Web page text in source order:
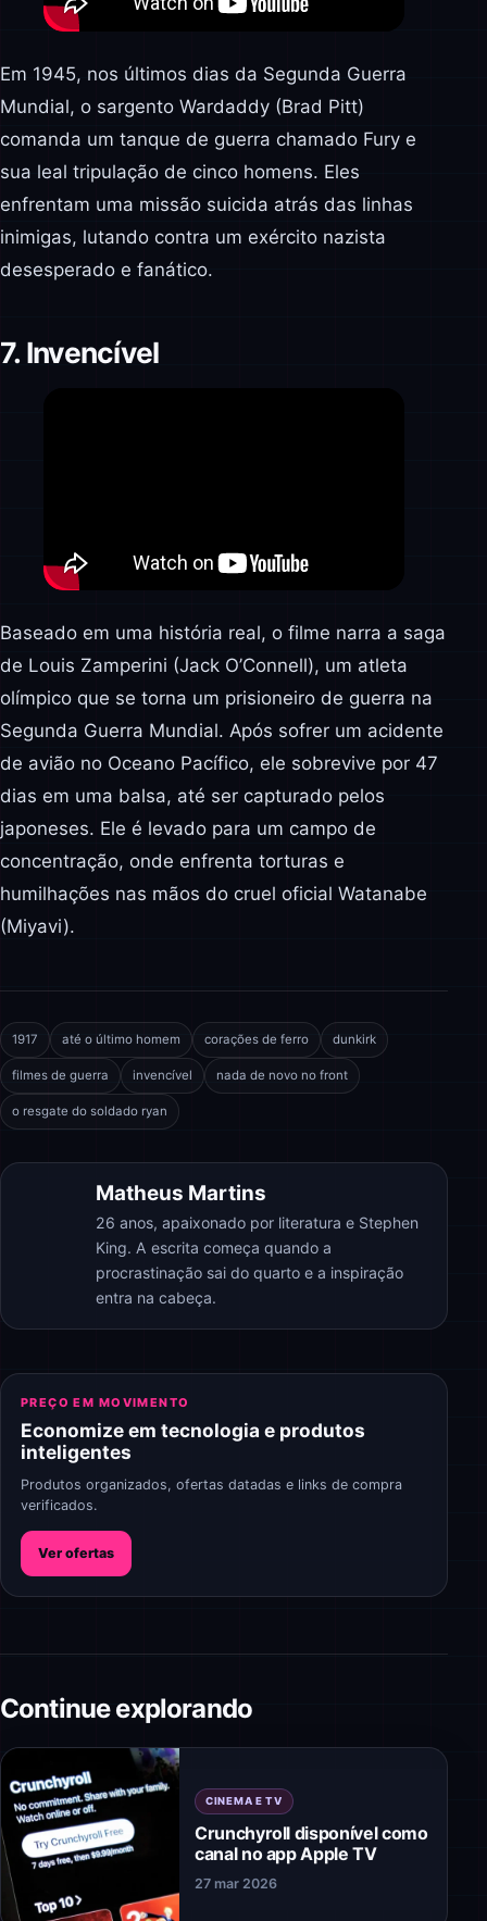
Em 1945, nos últimos dias da Segunda Guerra
Mundial, o sargento Wardaddy (Brad Pitt)
comanda um tanque de guerra chamado Fury e
sua leal tripulação de cinco homens. Eles
enfrentam uma missão suicida atrás das linhas
inimigas, lutando contra um exército nazista
desesperado e fanático.
7. Invencível
Baseado em uma história real, o filme narra a saga
de Louis Zamperini (Jack O’Connell), um atleta
olímpico que se torna um prisioneiro de guerra na
Segunda Guerra Mundial. Após sofrer um acidente
de avião no Oceano Pacífico, ele sobrevive por 47
dias em uma balsa, até ser capturado pelos
japoneses. Ele é levado para um campo de
concentração, onde enfrenta torturas e
humilhações nas mãos do cruel oficial Watanabe
(Miyavi).
1917 até o último homem corações de ferro dunkirk
filmes de guerra invencível nada de novo no front
o resgate do soldado ryan
Matheus Martins
26 anos, apaixonado por literatura e Stephen
King. A escrita começa quando a
procrastinação sai do quarto e a inspiração
entra na cabeça.
PREÇO EM MOVIMENTO
Economize em tecnologia e produtos
inteligentes
Produtos organizados, ofertas datadas e links de compra
verificados.
Ver ofertas
Continue explorando
CINEMA E TV
Crunchyroll disponível como
canal no app Apple TV
27 mar 2026